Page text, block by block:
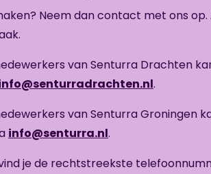
Neem dan contact met ons
van Senturra Drachten
.
van Senturra Groningen
info@senturra.nl.
je de rechtstreekste